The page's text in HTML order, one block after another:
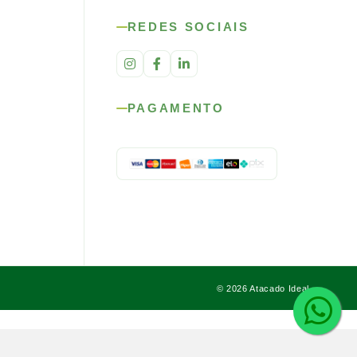
REDES SOCIAIS
PAGAMENTO
© 2026 Atacado Ideal